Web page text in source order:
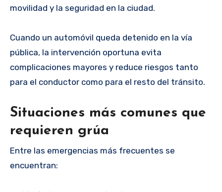
movilidad y la seguridad en la ciudad.
Cuando un automóvil queda detenido en la vía
pública, la intervención oportuna evita
complicaciones mayores y reduce riesgos tanto
para el conductor como para el resto del tránsito.
Situaciones más comunes que
requieren grúa
Entre las emergencias más frecuentes se
encuentran: